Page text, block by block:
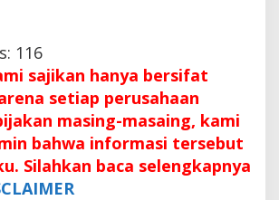
116
sajikan hanya bersifat
setiap perusahaan
masing-masaing, kami
bahwa informasi tersebut
Silahkan baca selengkapnya